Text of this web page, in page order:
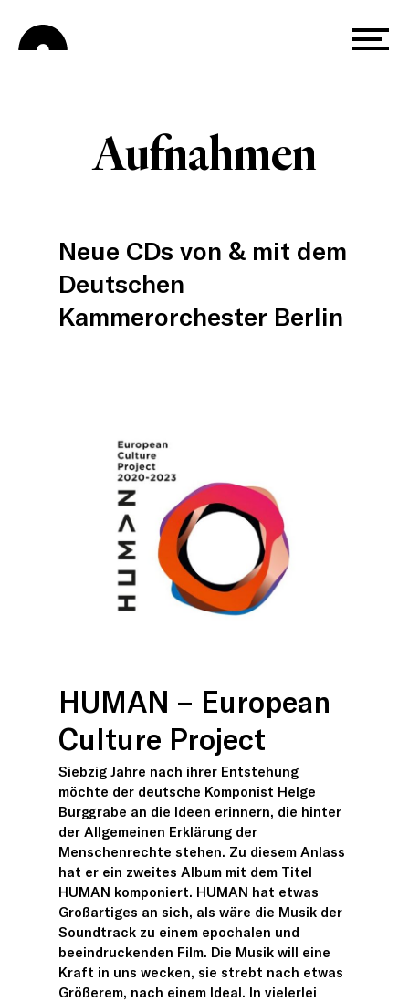
Menu
Aufnahmen
Neue CDs von & mit dem
Deutschen
Kammerorchester Berlin
HUMAN – European
Culture Project
Siebzig Jahre nach ihrer Entstehung
möchte der deutsche Komponist Helge
Burggrabe an die Ideen erinnern, die hinter
der Allgemeinen Erklärung der
Menschenrechte stehen. Zu diesem Anlass
hat er ein zweites Album mit dem Titel
HUMAN komponiert. HUMAN hat etwas
Großartiges an sich, als wäre die Musik der
Soundtrack zu einem epochalen und
beeindruckenden Film. Die Musik will eine
Kraft in uns wecken, sie strebt nach etwas
Größerem, nach einem Ideal. In vielerlei